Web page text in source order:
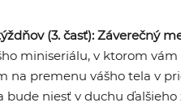
(3. časť): Záverečný
miniseriálu, v ktorom
na premenu vášho tela v
bude niesť v duchu